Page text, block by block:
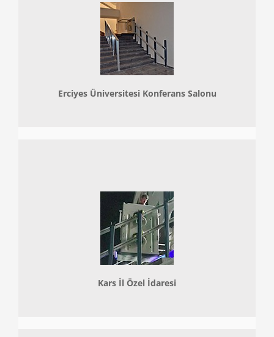
Erciyes Üniversitesi Konferans Salonu
Kars İl Özel İdaresi